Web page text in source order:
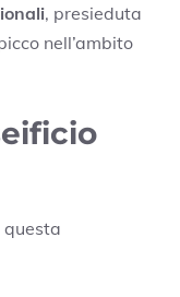
, presieduta
nell’ambito
questa